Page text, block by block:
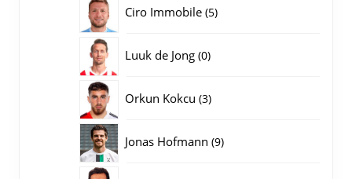
Ciro Immobile 55
Luuk de Jong 00
Orkun Kokcu 33
Jonas Hofmann 99